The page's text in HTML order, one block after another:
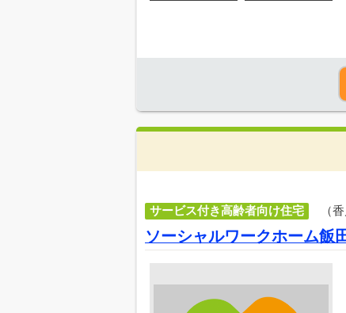
サービス付き高齢者向け住宅 （
ソーシャルワークホーム飯